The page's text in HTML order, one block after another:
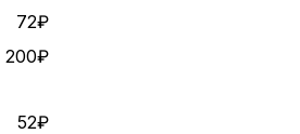
72₽
200₽
52₽